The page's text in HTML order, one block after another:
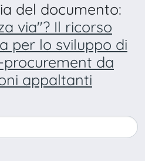
del documento:
via"? Il ricorso
per lo sviluppo di
da
appaltanti